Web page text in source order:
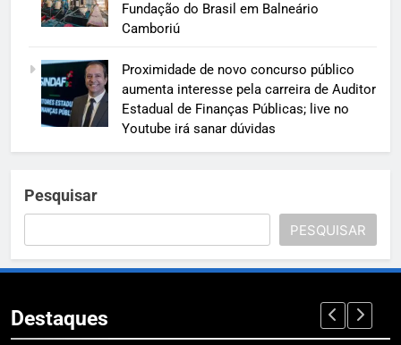
Fundação do Brasil em Balneário
Camboriú
Proximidade de novo concurso público
aumenta interesse pela carreira de Auditor
Estadual de Finanças Públicas; live no
Youtube irá sanar dúvidas
Pesquisar
PESQUISAR
Destaques